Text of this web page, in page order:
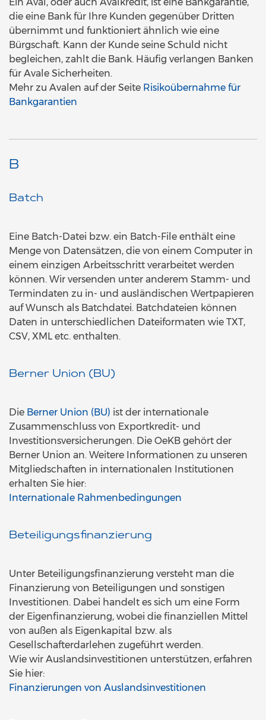
die eine Bank für Ihre Kunden gegenüber Dritten
übernimmt und funktioniert ähnlich wie eine
Bürgschaft. Kann der Kunde seine Schuld nicht
begleichen, zahlt die Bank. Häufig verlangen Banken
für Avale Sicherheiten.
Mehr zu Avalen auf der Seite Risikoübernahme für
Bankgarantien
B
Batch
Eine Batch-Datei bzw. ein Batch-File enthält eine
Menge von Datensätzen, die von einem Computer in
einem einzigen Arbeitsschritt verarbeitet werden
können. Wir versenden unter anderem Stamm- und
Termindaten zu in- und ausländischen Wertpapieren
auf Wunsch als Batchdatei. Batchdateien können
Daten in unterschiedlichen Dateiformaten wie TXT,
CSV, XML etc. enthalten.
Berner Union (BU)
Die Berner Union (BU) ist der internationale
Zusammenschluss von Exportkredit- und
Investitionsversicherungen. Die OeKB gehört der
Berner Union an. Weitere Informationen zu unseren
Mitgliedschaften in internationalen Institutionen
erhalten Sie hier:
Internationale Rahmenbedingungen
Beteiligungsfinanzierung
Unter Beteiligungsfinanzierung versteht man die
Finanzierung von Beteiligungen und sonstigen
Investitionen. Dabei handelt es sich um eine Form
der Eigenfinanzierung, wobei die finanziellen Mittel
von außen als Eigenkapital bzw. als
Gesellschafterdarlehen zugeführt werden.
Wie wir Auslandsinvestitionen unterstützen, erfahren
Sie hier:
Finanzierungen von Auslandsinvestitionen